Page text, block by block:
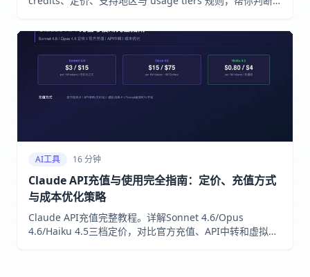
候更该改走云平台或第三方 fallback。
AI工具 16 分钟
Claude API充值与使用完全指南：定价、充值方式
与成本优化策略
Claude API充值完整教程。详解Sonnet 4.6/Opus
4.6/Haiku 4.5三档定价，对比官方充值、API中转和虚拟信